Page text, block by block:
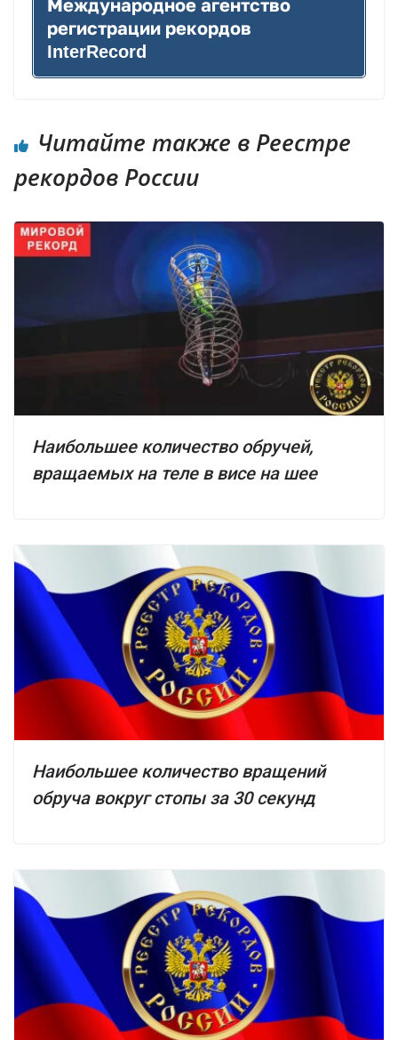
Международное агентство
регистрации рекордов
InterRecord
Читайте также в Реестре
рекордов России
Наибольшее количество обручей,
вращаемых на теле в висе на шее
Наибольшее количество вращений
обруча вокруг стопы за 30 секунд